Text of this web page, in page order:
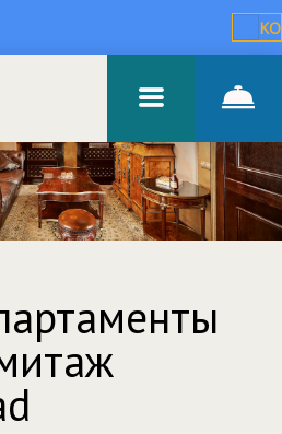
KO